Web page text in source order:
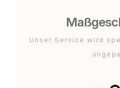
Unser Service wird